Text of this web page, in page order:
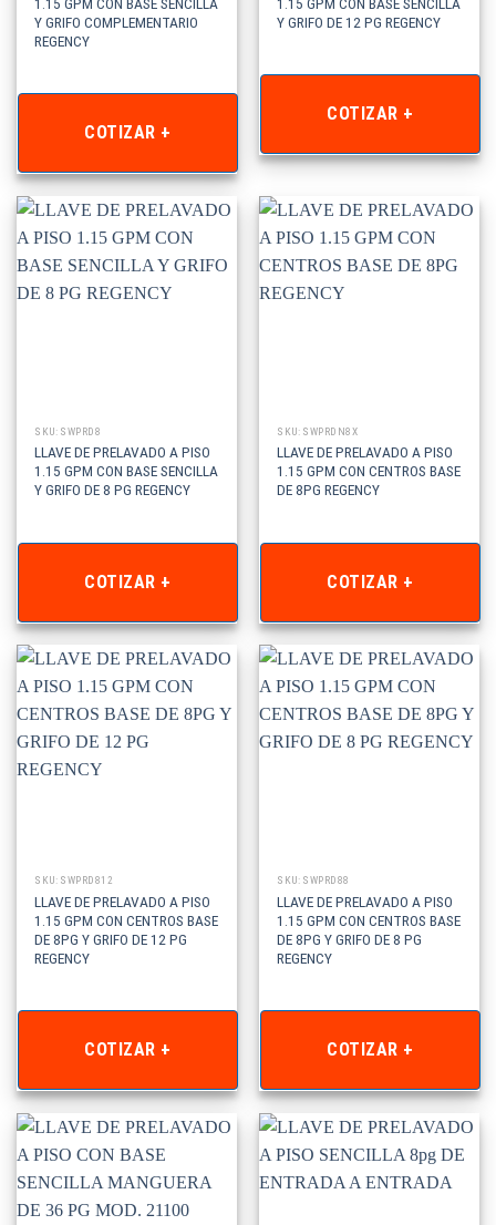
Y GRIFO COMPLEMENTARIO
REGENCY
COTIZAR +
Y GRIFO DE 12 PG REGENCY
COTIZAR +
SKU: SWPRD8
LLAVE DE PRELAVADO A PISO
1.15 GPM CON BASE SENCILLA
Y GRIFO DE 8 PG REGENCY
COTIZAR +
SKU: SWPRDN8X
LLAVE DE PRELAVADO A PISO
1.15 GPM CON CENTROS BASE
DE 8PG REGENCY
COTIZAR +
SKU: SWPRD812
LLAVE DE PRELAVADO A PISO
1.15 GPM CON CENTROS BASE
DE 8PG Y GRIFO DE 12 PG
REGENCY
COTIZAR +
SKU: SWPRD88
LLAVE DE PRELAVADO A PISO
1.15 GPM CON CENTROS BASE
DE 8PG Y GRIFO DE 8 PG
REGENCY
COTIZAR +